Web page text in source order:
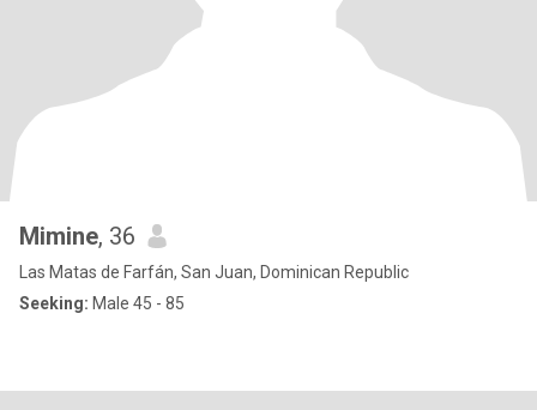
Mimine, 36
Las Matas de Farfán, San Juan, Dominican Republic
Seeking: Male 45 - 85